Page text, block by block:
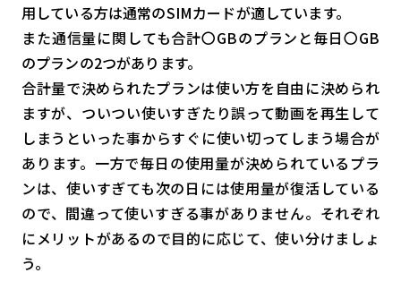
用している方は通常のSIMカードが適しています。
また通信量に関しても合計〇GBのプランと毎日〇GB
のプランの2つがあります。
合計量で決められたプランは使い方を自由に決められ
ますが、ついつい使いすぎたり誤って動画を再生して
しまうといった事からすぐに使い切ってしまう場合が
あります。一方で毎日の使用量が決められているプラ
ンは、使いすぎても次の日には使用量が復活している
ので、間違って使いすぎる事がありません。それぞれ
にメリットがあるので目的に応じて、使い分けましょ
う。